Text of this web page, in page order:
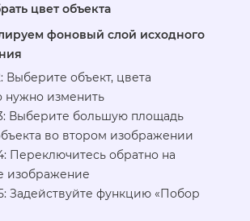
цвет объекта
фоновый слой исходного
Выберите объект, цвета
нужно изменить
Выберите большую площадь
во втором изображении
Переключитесь обратно на
изображение
Задействуйте функцию «Побор